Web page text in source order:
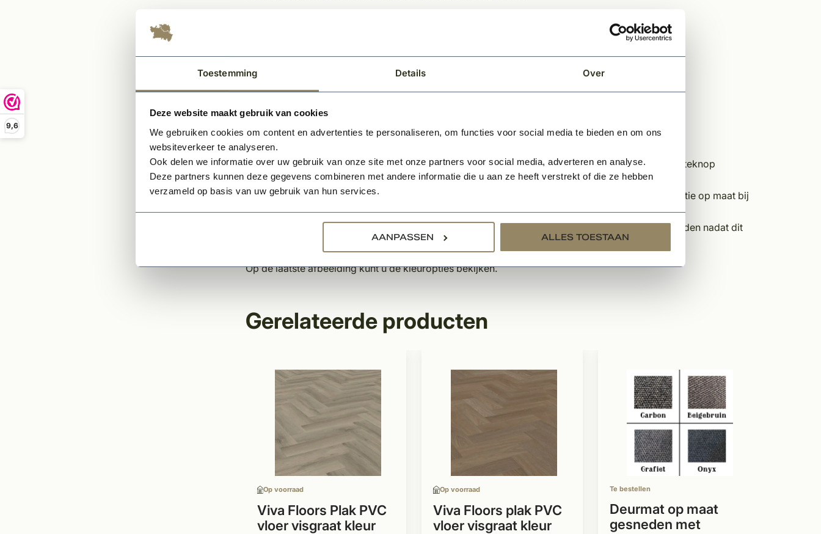
Toestemming Details Over
Deze website maakt gebruik van cookies
We gebruiken cookies om content en advertenties te personaliseren, om functies voor social media te bieden en om ons
websiteverkeer te analyseren.
Ook delen we informatie over uw gebruik van onze site met onze partners voor social media, adverteren en analyse.
Deze partners kunnen deze gegevens combineren met andere informatie die u aan ze heeft verstrekt of die ze hebben
verzameld op basis van uw gebruik van hun services.
AANPASSEN ALLES TOESTAAN
9,6
Egaliseren van de ondervloer 1-3 mm
Inlijmen met speciale pvc lijm
Afkitten van de vloer tegen de plint
Opmerkingen:
Indien u een offerte wenst te ontvangen inclusief legservice, kunt u zich aanmelden via de offerteknop
bovenaan deze pagina.
Indien u naast het leggen van de vloer ook een deurmat bij ons bestelt, snijden wij deze op locatie op maat bij
het leggen van de vloer.
Indien u geen legservice wenst en de pvc vloer graag wilt afhalen, kan dit alleen afgehaald worden nadat dit
telefonisch of per mail is bevestigd door KempiQ.
Op de laatste afbeelding kunt u de kleuropties bekijken.
Gerelateerde producten
Op voorraad
Viva Floors Plak PVC
vloer visgraat kleur
Op voorraad
Viva Floors plak PVC
vloer visgraat kleur
Te bestellen
Deurmat op maat
gesneden met